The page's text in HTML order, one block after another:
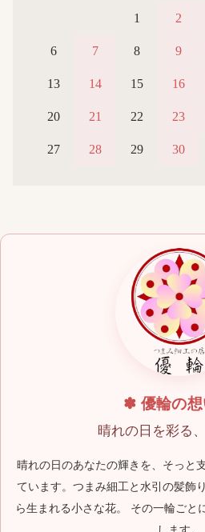
1 2
6 7 8 9
13 14 15 16
20 21 22 23
27 28 29 30
✽ 優輪の
晴れの日を彩る
晴れの日のあなたの輝きを、そっと
ています。つまみ細工と水引の髪飾
ら生まれる小さな花。 その一輪ごと